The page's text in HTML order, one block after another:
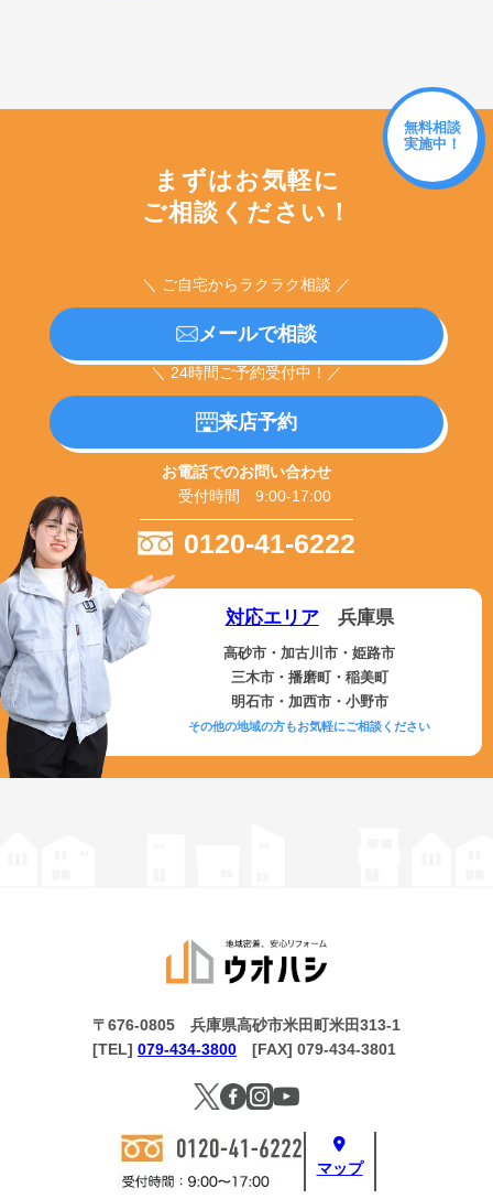
無料相談
実施中！
まずはお気軽に
ご相談ください！
＼ ご自宅からラクラク相談 ／
メールで相談
＼ 24時間ご予約受付中！／
来店予約
お電話でのお問い合わせ
受付時間 9:00-17:00
0120-41-6222
対応エリア兵庫県
高砂市・加古川市・姫路市
三木市・播磨町・稲美町
明石市・加西市・小野市
その他の地域の方もお気軽にご相談ください
マップ
〒676-0805 兵庫県高砂市米田町米田313-1
[TEL] 079-434-3800 [FAX] 079-434-3801